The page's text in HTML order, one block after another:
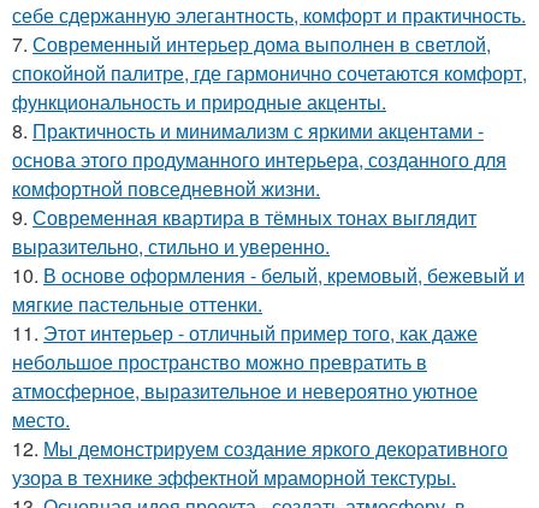
себе сдержанную элегантность, комфорт и практичность.
7. Современный интерьер дома выполнен в светлой,
спокойной палитре, где гармонично сочетаются комфорт,
функциональность и природные акценты.
8. Практичность и минимализм с яркими акцентами -
основа этого продуманного интерьера, созданного для
комфортной повседневной жизни.
9. Современная квартира в тёмных тонах выглядит
выразительно, стильно и уверенно.
10. В основе оформления - белый, кремовый, бежевый и
мягкие пастельные оттенки.
11. Этот интерьер - отличный пример того, как даже
небольшое пространство можно превратить в
атмосферное, выразительное и невероятно уютное
место.
12. Мы демонстрируем создание яркого декоративного
узора в технике эффектной мраморной текстуры.